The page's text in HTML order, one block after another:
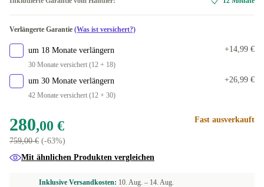
In anderen Kombinationen verfügbar
500 GB
512 GB
960 GB +198,36 €
1000 GB
Verlängerte Garantie (Was ist versichert?)
um 18 Monate verlängern
30 Monate versichert (12 + 18)
+14,99 €
um 30 Monate verlängern
42 Monate versichert (12 + 30)
+26,99 €
280,00 €
759,00 € (-63%)
Fast ausverkauft
Mit ähnlichen Produkten vergleichen
Inklusive Versandkosten: 10. Aug. – 14. Aug.